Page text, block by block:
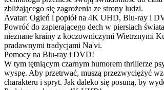
zbliżającego się zagrożenia ze strony ludzi.
Avatar: Ogień i popiół na 4K UHD, Blu-ray i
Powróć do zapierającego dech w piersiach
nieznane krainy z koczowniczymi Wietrznymi
pradawnymi tradycjami Na'vi.
Pomocy na Blu-ray i DVD!
W tym tętniącym czarnym humorem thrillerze
wyspę. Aby przetrwać, muszą przezwyciężyć
charakteru i spryt. Jak daleko się posuną, by